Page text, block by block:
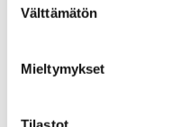
valinta
Välttämätön
Mieltymykset
Omatoimikirjasto on